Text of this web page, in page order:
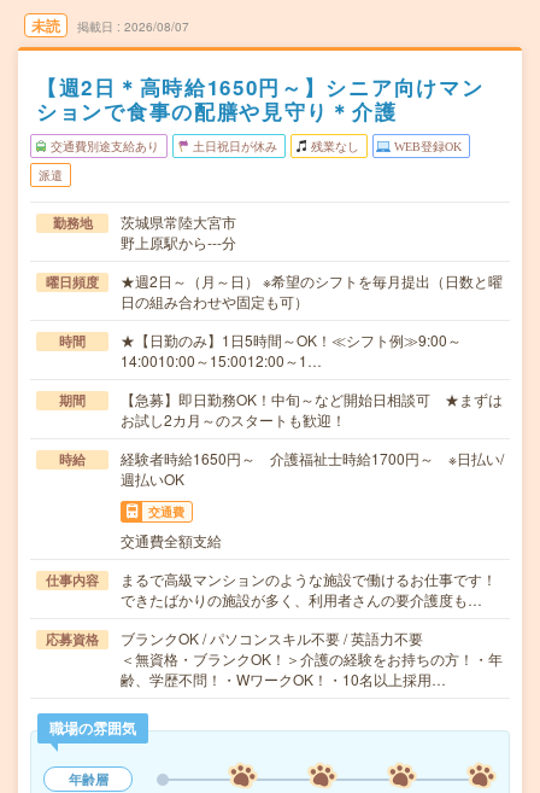
未読 掲載日 2026/08/07
【週2日＊高時給1650円～】シニア向けマン
ションで食事の配膳や見守り＊介護
交通費別途支給あり 土日祝日が休み 残業なし WEB登録OK
派遣
勤務地
茨城県常陸大宮市
野上原駅から---分
曜日頻度
★週2日～（月～日） ※希望のシフトを毎月提出（日数と曜
日の組み合わせや固定も可）
時間
★【日勤のみ】1日5時間～OK！≪シフト例≫9:00～
14:0010:00～15:0012:00～1…
期間
【急募】即日勤務OK！中旬～など開始日相談可 ★まずは
お試し2カ月～のスタートも歓迎！
時給
経験者時給1650円～ 介護福祉士時給1700円～ ※日払い/
週払いOK
交通費
交通費全額支給
仕事内容
まるで高級マンションのような施設で働けるお仕事です！
できたばかりの施設が多く、利用者さんの要介護度も…
応募資格
ブランクOK / パソコンスキル不要 / 英語力不要
＜無資格・ブランクOK！＞介護の経験をお持ちの方！・年
齢、学歴不問！・WワークOK！・10名以上採用…
職場の雰囲気
年齢層